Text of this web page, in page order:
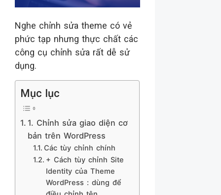
Nghe chỉnh sửa theme có vẻ
phức tạp nhưng thực chất các
công cụ chỉnh sửa rất dễ sử
dụng.
Mục lục
1. Chỉnh sửa giao diện cơ
bản trên WordPress
Các tùy chỉnh chính
+ Cách tùy chỉnh Site
Identity của Theme
WordPress : dùng để